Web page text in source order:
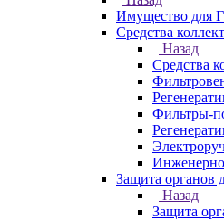
Имущество для
Средства
Назад
Средства
Фильтры-
Защита органов
Назад
Защита